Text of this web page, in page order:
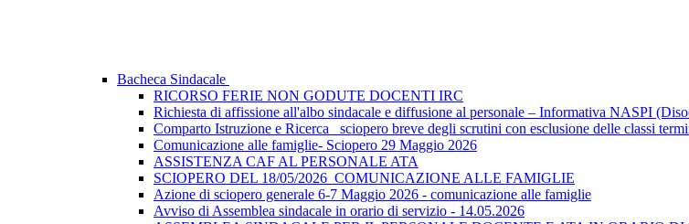
Bacheca Sindacale
RICORSO FERIE NON GODUTE DOCENTI IRC
Richiesta di affissione all'albo sindacale e diffusione al personale – Informativa NASPI
Comparto Istruzione e Ricerca_ sciopero breve degli scrutini con esclusione delle classi
Comunicazione alle famiglie- Sciopero 29 Maggio 2026
ASSISTENZA CAF AL PERSONALE ATA
SCIOPERO DEL 18/05/2026_COMUNICAZIONE ALLE FAMIGLIE
Azione di sciopero generale 6-7 Maggio 2026 - comunicazione alle famiglie
Avviso di Assemblea sindacale in orario di servizio - 14.05.2026